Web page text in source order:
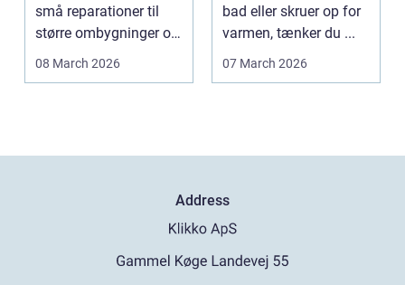
små reparationer til
større ombygninger og
tilbygninger. N...
08 March 2026
bad eller skruer op for
varmen, tænker du ...
07 March 2026
Address